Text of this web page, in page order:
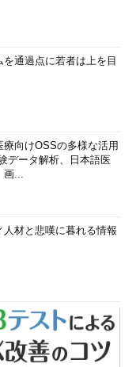
通過点に若者は上を目
向けOSSの多様な活用
データ解析、日本語医
画...
材と悲嘆に暮れる情報